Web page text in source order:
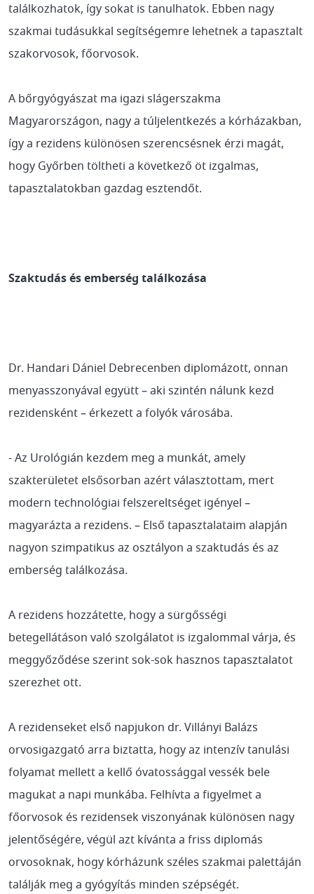
találkozhatok, így sokat is tanulhatok. Ebben nagy
szakmai tudásukkal segítségemre lehetnek a tapasztalt
szakorvosok, főorvosok.
A bőrgyógyászat ma igazi slágerszakma
Magyarországon, nagy a túljelentkezés a kórházakban,
így a rezidens különösen szerencsésnek érzi magát,
hogy Győrben töltheti a következő öt izgalmas,
tapasztalatokban gazdag esztendőt.
Szaktudás és emberség találkozása
Dr. Handari Dániel Debrecenben diplomázott, onnan
menyasszonyával együtt – aki szintén nálunk kezd
rezidensként – érkezett a folyók városába.
- Az Urológián kezdem meg a munkát, amely
szakterületet elsősorban azért választottam, mert
modern technológiai felszereltséget igényel –
magyarázta a rezidens. – Első tapasztalataim alapján
nagyon szimpatikus az osztályon a szaktudás és az
emberség találkozása.
A rezidens hozzátette, hogy a sürgősségi
betegellátáson való szolgálatot is izgalommal várja, és
meggyőződése szerint sok-sok hasznos tapasztalatot
szerezhet ott.
A rezidenseket első napjukon dr. Villányi Balázs
orvosigazgató arra biztatta, hogy az intenzív tanulási
folyamat mellett a kellő óvatossággal vessék bele
magukat a napi munkába. Felhívta a figyelmet a
főorvosok és rezidensek viszonyának különösen nagy
jelentőségére, végül azt kívánta a friss diplomás
orvosoknak, hogy kórházunk széles szakmai palettáján
találják meg a gyógyítás minden szépségét.